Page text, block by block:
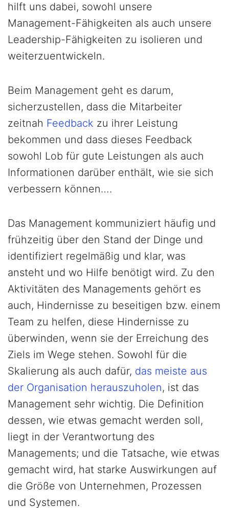
hilft uns dabei, sowohl unsere
Management-Fähigkeiten als auch unsere
Leadership-Fähigkeiten zu isolieren und
weiterzuentwickeln.
Beim Management geht es darum,
sicherzustellen, dass die Mitarbeiter
zeitnah Feedback zu ihrer Leistung
bekommen und dass dieses Feedback
sowohl Lob für gute Leistungen als auch
Informationen darüber enthält, wie sie sich
verbessern können….
Das Management kommuniziert häufig und
frühzeitig über den Stand der Dinge und
identifiziert regelmäßig und klar, was
ansteht und wo Hilfe benötigt wird. Zu den
Aktivitäten des Managements gehört es
auch, Hindernisse zu beseitigen bzw. einem
Team zu helfen, diese Hindernisse zu
überwinden, wenn sie der Erreichung des
Ziels im Wege stehen. Sowohl für die
Skalierung als auch dafür, das meiste aus
der Organisation herauszuholen, ist das
Management sehr wichtig. Die Definition
dessen, wie etwas gemacht werden soll,
liegt in der Verantwortung des
Managements; und die Tatsache, wie etwas
gemacht wird, hat starke Auswirkungen auf
die Größe von Unternehmen, Prozessen
und Systemen.